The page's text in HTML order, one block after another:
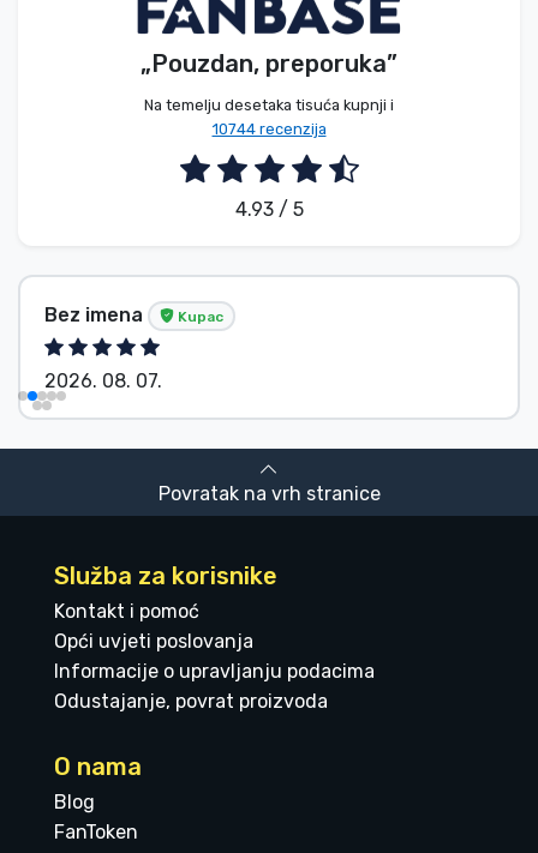
„Pouzdan, preporuka”
Na temelju desetaka tisuća kupnji i
10744 recenzija
4.93 / 5
Bez imena Kupac
2026. 08. 07.
Povratak na vrh stranice
Služba za korisnike
Kontakt i pomoć
Opći uvjeti poslovanja
Informacije o upravljanju podacima
Odustajanje, povrat proizvoda
O nama
Blog
FanToken